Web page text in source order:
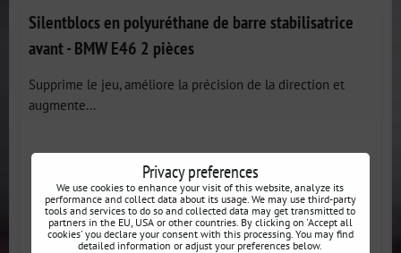
Silentblocs en polyuréthane de barre stabilisatrice
avant - BMW E46 2 pièces
Supprime le jeu, améliore la précision de la direction et
augmente...
Privacy preferences
We use cookies to enhance your visit of this website, analyze its
performance and collect data about its usage. We may use third-party
tools and services to do so and collected data may get transmitted to
partners in the EU, USA or other countries. By clicking on 'Accept all
cookies' you declare your consent with this processing. You may find
detailed information or adjust your preferences below.